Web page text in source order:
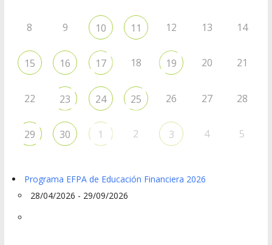
8 9 10 11 12 13 14
15 16 17 18 19 20 21
22 23 24 25 26 27 28
29 30 1 2 3 4 5
Programa EFPA de Educación Financiera 2026
28/04/2026 - 29/09/2026